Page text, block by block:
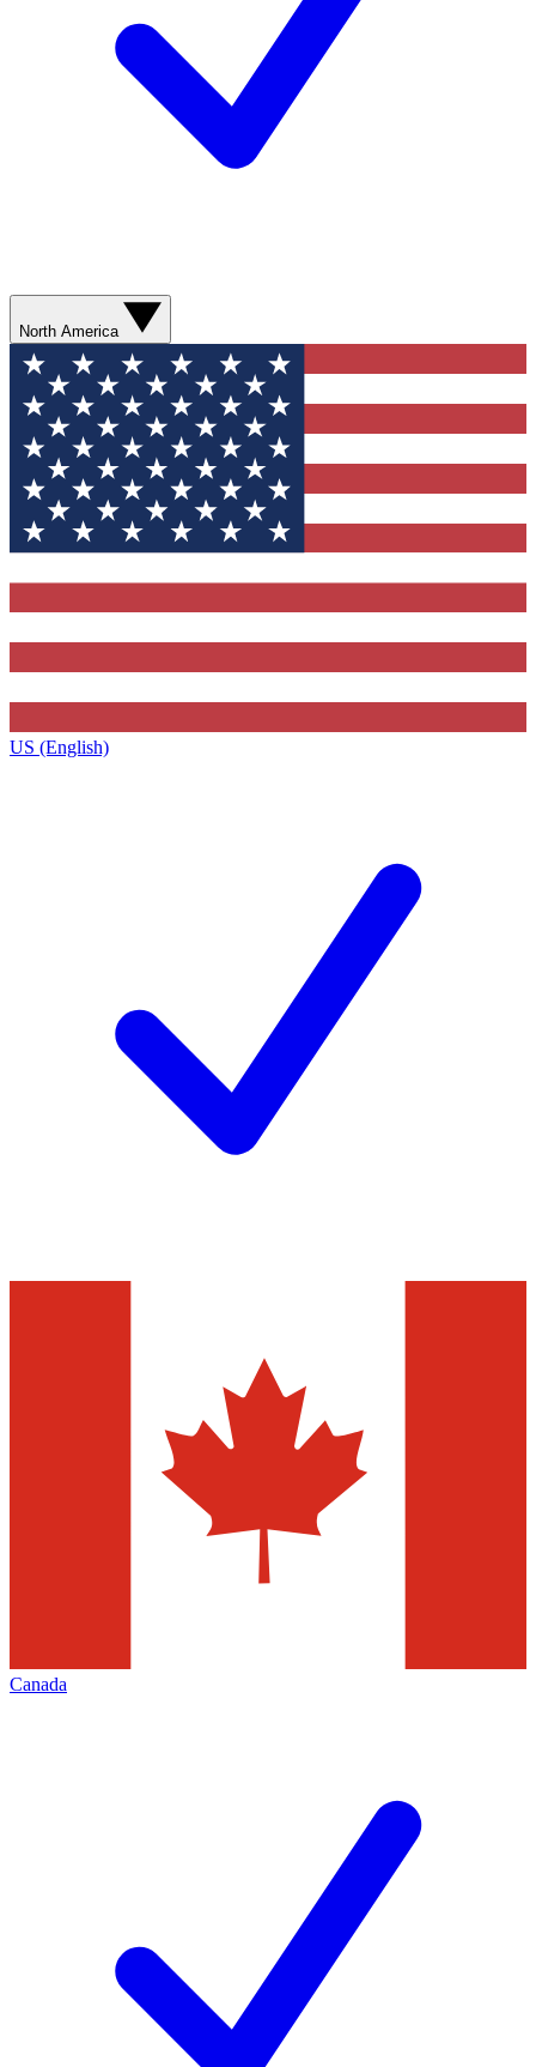
North America
US (English)
Canada